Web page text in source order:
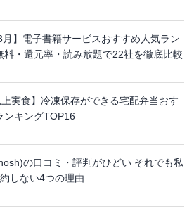
月】電子書籍サービスおすすめ人気ラン
料・還元率・読み放題で22社を徹底比較
上実食】冷凍保存ができる宅配弁当おす
ンキングTOP16
の口コミ・評判がひどい それでも私
しない4つの理由